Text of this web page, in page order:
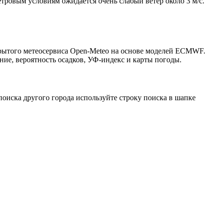
метеосервиса Open-Meteo на основе моделей ECMWF.
вероятность осадков, УФ-индекс и карты погоды.
другого города используйте строку поиска в шапке